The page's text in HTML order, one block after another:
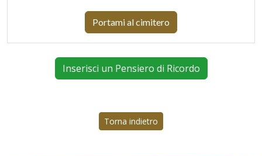
Portami al cimitero
Inserisci un Pensiero di Ricordo
Torna indietro